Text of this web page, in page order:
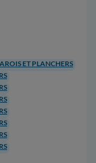
ET PLANCHERS